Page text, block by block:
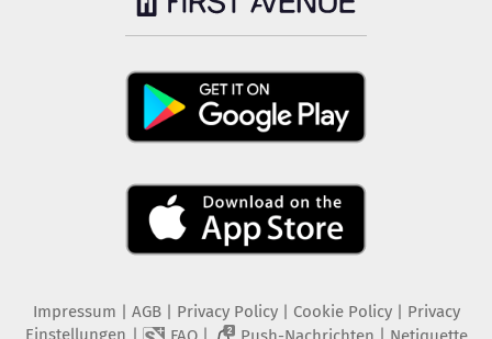
Impressum AGB Privacy Policy| Cookie Policy| Privacy
Einstellungen
| 2